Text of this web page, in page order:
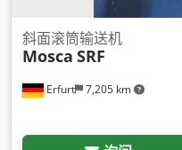
Erfurt 7,205 km
斜面滚筒输送机
Mosca SRF